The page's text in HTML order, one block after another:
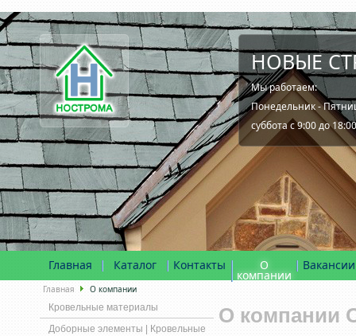
НОВЫЕ
Мы работаем:
Понедельник -
суббота с 9:00 до 18:00
Главная Каталог Контакты О
компании
Вакансии
Главная
О компании
Кровельные материалы
Доборные элементы | Кровельные
О